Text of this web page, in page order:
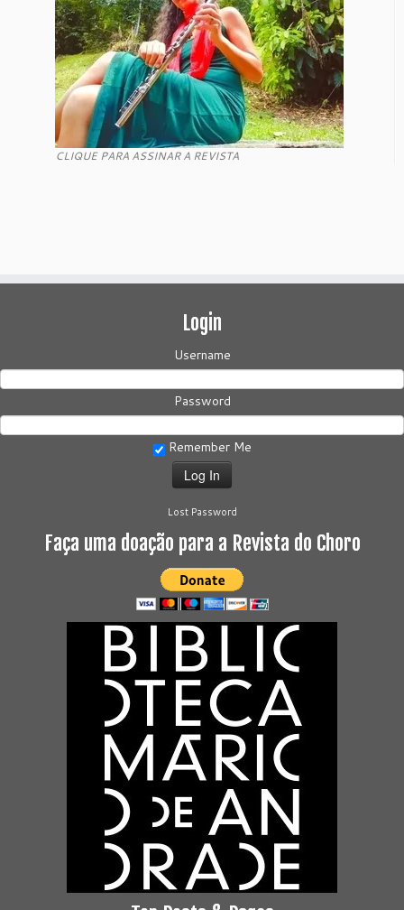
CLIQUE PARA ASSINAR A REVISTA
Login
Username
Password
Remember Me
Lost Password
Faça uma doação para a Revista do Choro